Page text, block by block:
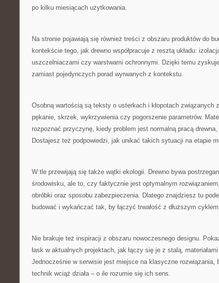
po kilku miesiącach użytkowania.
Na stronie pojawiają się również treści z obszaru produktów do
kontekście tego, jak drewno współpracuje z resztą układu:
uszczelniaczami czy warstwami ochronnymi. Dzięki temu
zamiast pojedynczych porad wyrwanych z kontekstu.
Osobną wartością są teksty o usterkach i kłopotach związanych
pękanie, skrzek, wykrzywienia czy pogorszenie parametrów.
rozpoznać przyczynę, kiedy problem jest normalną pracą
Dostajesz też podpowiedzi, jak unikać takich sytuacji na etapie
W tle przewijają się także wątki ekologii. Drewno bywa
środowisku, ale to, czy faktycznie jest optymalnym
obróbki oraz sposobu zabezpieczenia. Dlatego znajdziesz tu
budować i wykańczać tak, by łączyć trwałość z dłuższym
Nie brakuje też inspiracji z obszaru nowoczesnego designu.
łask w aktualnych projektach, jak łączy się je z stalą,
Jednocześnie w serwisie jest miejsce na klasyczne rozwiązania,
technik wciąż działa – o ile rozumie się ich sens.